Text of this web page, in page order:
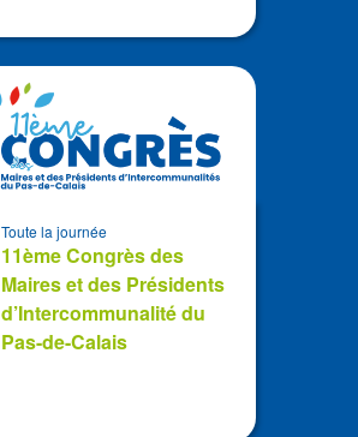
11ème Congrès des
Maires et des Présidents
d’Intercommunalité du
Pas-de-Calais
Toute la journée